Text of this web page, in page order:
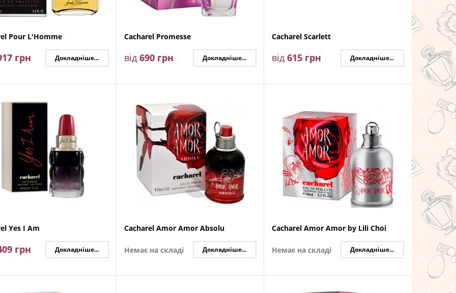
Pour L'Homme
грн Докладніше...
Cacharel Promesse
від 690 грн Докладніше...
Cacharel Scarlett
від 615 грн Докладніше...
Yes I Am
грн Докладніше...
Cacharel Amor Amor Absolu
Немає на складі Докладніше...
Cacharel Amor Amor by Lili Choi
Немає на складі Докладніше...